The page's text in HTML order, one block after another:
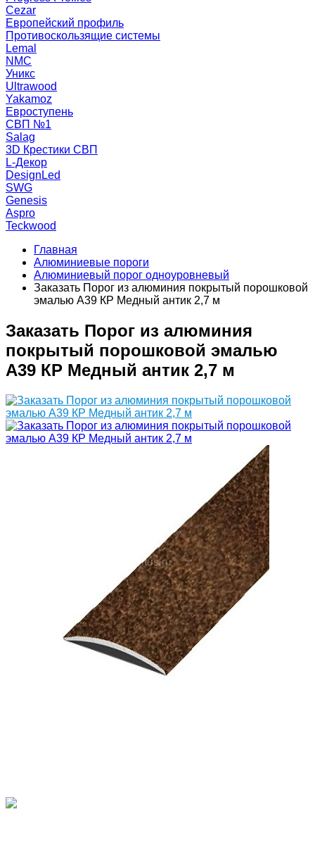
Cezar
Европейский профиль
Противоскользящие системы
Lemal
NMC
Уникс
Ultrawood
Yakamoz
Евроступень
СВП №1
Salag
3D Крестики СВП
L-Декор
DesignLed
SWG
Genesis
Aspro
Teckwood
Главная
Алюминиевые пороги
Алюминиевый порог одноуровневый
Заказать Порог из алюминия покрытый порошковой
эмалью А39 КР Медный антик 2,7 м
Заказать Порог из алюминия
покрытый порошковой эмалью
А39 КР Медный антик 2,7 м